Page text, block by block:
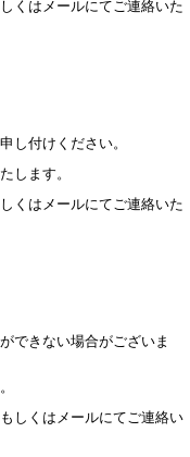
くはメールにてご連絡いた
し付けください。
します。
くはメールにてご連絡いた
できない場合がございま
しくはメールにてご連絡い